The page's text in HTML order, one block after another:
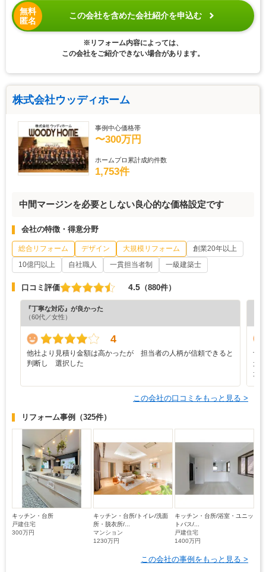
無料
匿名
この会社を含めた会社紹介を申込む
※リフォーム内容によっては、
この会社をご紹介できない場合があります。
株式会社ウッディホーム
事例中心価格帯
〜300万円
ホームプロ累計成約件数
1,753件
中間マージンを必要としない良心的な価格設定です
会社の特徴・得意分野
総合リフォーム デザイン 大規模リフォーム
創業20年以上
10億円以上
自社職人 一貫担当者制 一級建築士
口コミ評価 4.5 （880件）
『丁寧な対応』が良かった
（60代／女性）
4
他社より見積り金額は高かったが 担当者の人柄が信頼できると
判断し 選択した
予
た
た
この会社の口コミをもっと見る >
リフォーム事例 （325件）
キッチン・台所
戸建住宅
300万円
キッチン・台所/トイレ/洗面
所・脱衣所/...
マンション
1230万円
キッチン・台所/浴室・ユニッ
トバス/...
戸建住宅
1400万円
この会社の事例をもっと見る >